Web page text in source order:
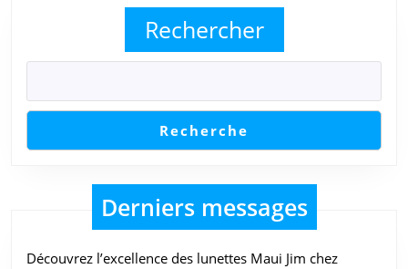
Rechercher
Recherche
Derniers messages
Découvrez l’excellence des lunettes Maui Jim chez